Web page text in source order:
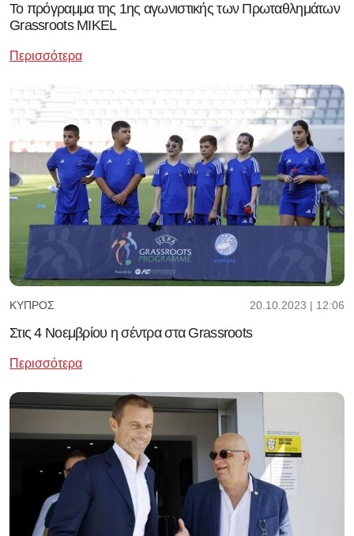
Το πρόγραμμα της 1ης αγωνιστικής των Πρωταθλημάτων
Grassroots MIKEL
Περισσότερα
ΚΎΠΡΟΣ 20.10.2023 | 12:06
Στις 4 Νοεμβρίου η σέντρα στα Grassroots
Περισσότερα